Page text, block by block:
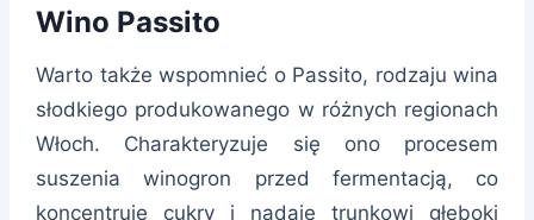
Wino Passito
Warto także wspomnieć o Passito, rodzaju wina
słodkiego produkowanego w różnych regionach
Włoch. Charakteryzuje się ono procesem
suszenia winogron przed fermentacją, co
koncentruje cukry i nadaje trunkowi głęboki